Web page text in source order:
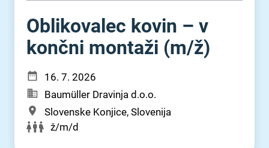
Oblikovalec kovin – v
končni montaži (m⁠/⁠ž)
16. 7. 2026
Baumüller Dravinja d.o.o.
Slovenske Konjice, Slovenija
ž/m/d